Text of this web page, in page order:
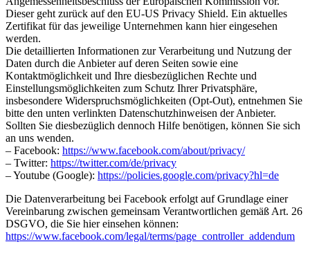
Dieser geht zurück auf den EU-US Privacy Shield. Ein aktuelles
Zertifikat für das jeweilige Unternehmen kann hier eingesehen
werden.
Die detaillierten Informationen zur Verarbeitung und Nutzung der
Daten durch die Anbieter auf deren Seiten sowie eine
Kontaktmöglichkeit und Ihre diesbezüglichen Rechte und
Einstellungsmöglichkeiten zum Schutz Ihrer Privatsphäre,
insbesondere Widerspruchsmöglichkeiten (Opt-Out), entnehmen Sie
bitte den unten verlinkten Datenschutzhinweisen der Anbieter.
Sollten Sie diesbezüglich dennoch Hilfe benötigen, können Sie sich
an uns wenden.
– Facebook: https://www.facebook.com/about/privacy/
– Twitter: https://twitter.com/de/privacy
– Youtube (Google): https://policies.google.com/privacy?hl=de
Die Datenverarbeitung bei Facebook erfolgt auf Grundlage einer
Vereinbarung zwischen gemeinsam Verantwortlichen gemäß Art. 26
DSGVO, die Sie hier einsehen können:
https://www.facebook.com/legal/terms/page_controller_addendum